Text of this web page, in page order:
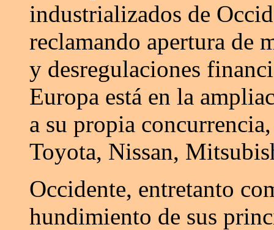
industrializados de
reclamando apertura de
y desregulaciones
Europa está en la
a su propia
Toyota, Nissan,
Occidente, entretanto
hundimiento de sus